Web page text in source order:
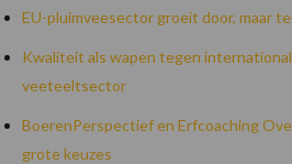
EU-pluimveesector groeit door, maar
Kwaliteit als wapen tegen
veeteeltsector
BoerenPerspectief en Erfcoaching
grote keuzes